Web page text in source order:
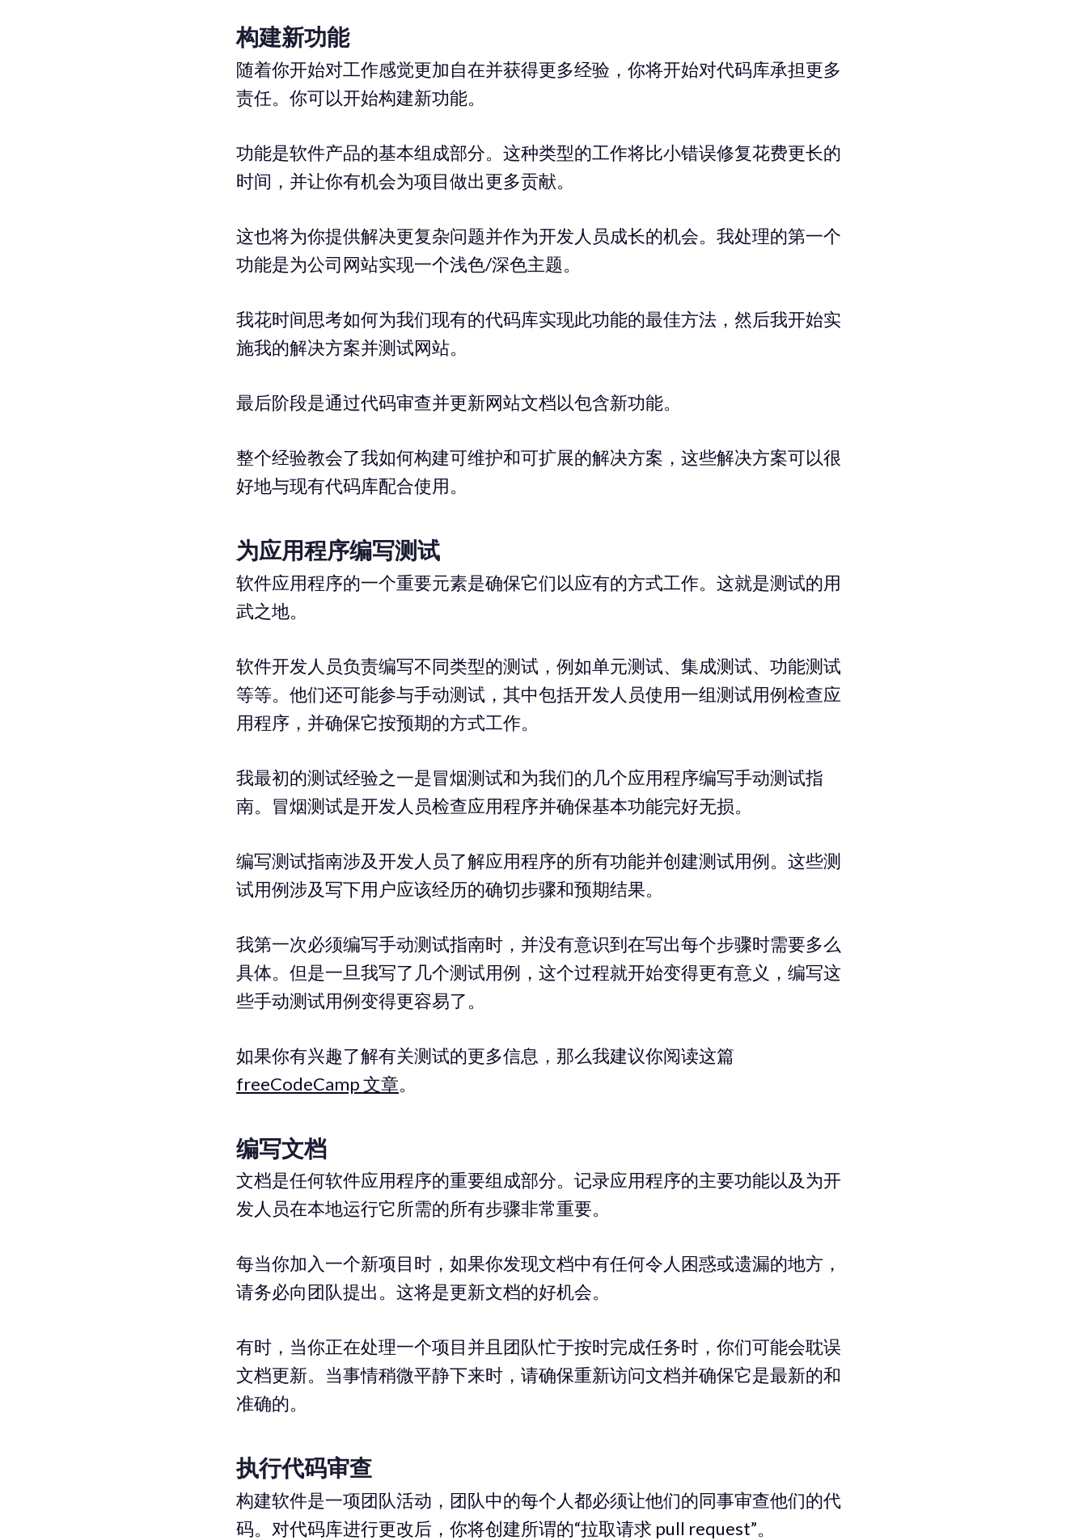
构建新功能
随着你开始对工作感觉更加自在并获得更多经验，你将开始对代码库承担更多
责任。你可以开始构建新功能。
功能是软件产品的基本组成部分。这种类型的工作将比小错误修复花费更长的
时间，并让你有机会为项目做出更多贡献。
这也将为你提供解决更复杂问题并作为开发人员成长的机会。我处理的第一个
功能是为公司网站实现一个浅色/深色主题。
我花时间思考如何为我们现有的代码库实现此功能的最佳方法，然后我开始实
施我的解决方案并测试网站。
最后阶段是通过代码审查并更新网站文档以包含新功能。
整个经验教会了我如何构建可维护和可扩展的解决方案，这些解决方案可以很
好地与现有代码库配合使用。
为应用程序编写测试
软件应用程序的一个重要元素是确保它们以应有的方式工作。这就是测试的用
武之地。
软件开发人员负责编写不同类型的测试，例如单元测试、集成测试、功能测试
等等。他们还可能参与手动测试，其中包括开发人员使用一组测试用例检查应
用程序，并确保它按预期的方式工作。
我最初的测试经验之一是冒烟测试和为我们的几个应用程序编写手动测试指
南。冒烟测试是开发人员检查应用程序并确保基本功能完好无损。
编写测试指南涉及开发人员了解应用程序的所有功能并创建测试用例。这些测
试用例涉及写下用户应该经历的确切步骤和预期结果。
我第一次必须编写手动测试指南时，并没有意识到在写出每个步骤时需要多么
具体。但是一旦我写了几个测试用例，这个过程就开始变得更有意义，编写这
些手动测试用例变得更容易了。
如果你有兴趣了解有关测试的更多信息，那么我建议你阅读这篇
freeCodeCamp 文章。
编写文档
文档是任何软件应用程序的重要组成部分。记录应用程序的主要功能以及为开
发人员在本地运行它所需的所有步骤非常重要。
每当你加入一个新项目时，如果你发现文档中有任何令人困惑或遗漏的地方，
请务必向团队提出。这将是更新文档的好机会。
有时，当你正在处理一个项目并且团队忙于按时完成任务时，你们可能会耽误
文档更新。当事情稍微平静下来时，请确保重新访问文档并确保它是最新的和
准确的。
执行代码审查
构建软件是一项团队活动，团队中的每个人都必须让他们的同事审查他们的代
码。对代码库进行更改后，你将创建所谓的“拉取请求 pull request”。